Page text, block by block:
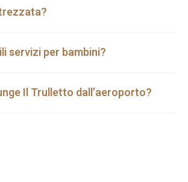
servizi per bambini?
Il Trulletto dall’aeroporto?